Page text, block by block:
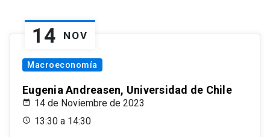
14 NOV
Macroeconomía
Eugenia Andreasen, Universidad de Chile
14 de Noviembre de 2023
13:30 a 14:30